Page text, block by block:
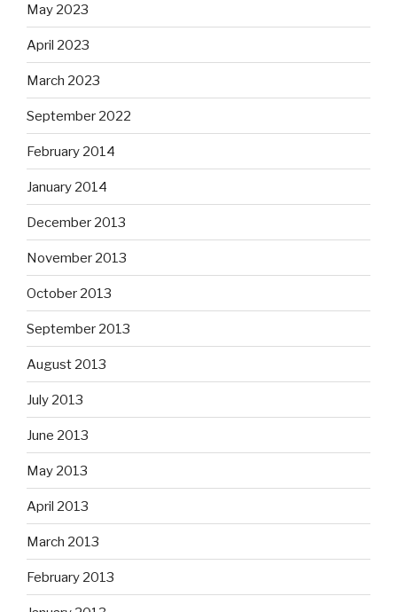
May 2023
April 2023
March 2023
September 2022
February 2014
January 2014
December 2013
November 2013
October 2013
September 2013
August 2013
July 2013
June 2013
May 2013
April 2013
March 2013
February 2013